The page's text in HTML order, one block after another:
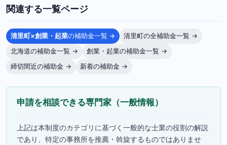
関連する一覧ページ
清里町×創業・起業の補助金一覧 →
清里町の全補助金一覧 →
北海道の補助金一覧 →
創業・起業の補助金一覧 →
締切間近の補助金 →
新着の補助金 →
申請を相談できる専門家（一般情報）
上記は本制度のカテゴリに基づく一般的な士業の役割の解説
であり、特定の事務所を推薦・斡旋するものではありませ